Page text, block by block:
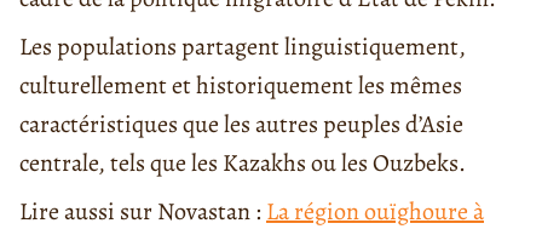
Les populations partagent linguistiquement,
culturellement et historiquement les mêmes
caractéristiques que les autres peuples d’Asie
centrale, tels que les Kazakhs ou les Ouzbeks.
Lire aussi sur Novastan : La région ouïghoure à